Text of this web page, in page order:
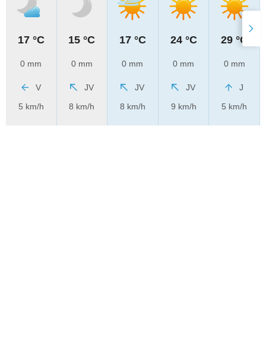
17 °C
0 mm
V
5 km/h
15 °C
0 mm
JV
8 km/h
17 °C
0 mm
JV
8 km/h
24 °C
0 mm
JV
9 km/h
29 °C
0 mm
J
5 km/h